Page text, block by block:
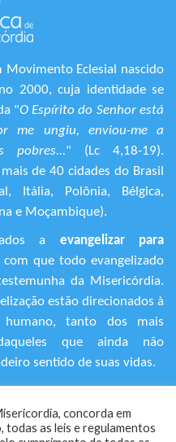
Eclesial nascido
2000, cuja identidade se
"O Espírito do Senhor está
me ungiu, enviou-me a
" (Lc 4,18-19).
de 40 cidades do Brasil
Itália, Polônia, Bélgica,
e Moçambique).
a evangelizar para
que todo evangelizado
da Misericórdia.
estão direcionados à
tanto dos mais
que ainda não
sentido de suas vidas.
concorda em
as leis e regulamentos